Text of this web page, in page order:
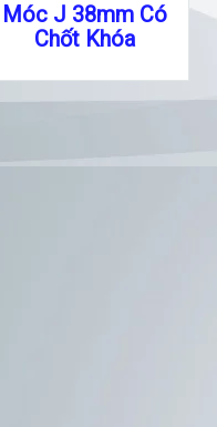
Móc J 38mm Có
Chốt Khóa